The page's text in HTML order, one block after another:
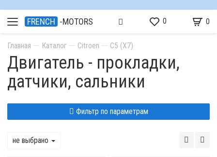
FRENCH -MOTORS 0 0
Главная Каталог Citroen C5 (X7)
Двигатель - прокладки,
датчики, сальники
Фильтр по параметрам
не выбрано